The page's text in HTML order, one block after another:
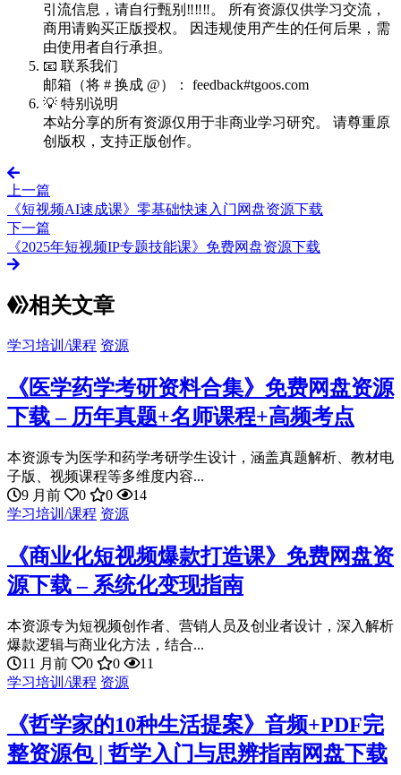
引流信息，请自行甄别‼️‼️‼️。 所有资源仅供学习交流，
商用请购买正版授权。 因违规使用产生的任何后果，需
由使用者自行承担。
📧 联系我们
邮箱（将 # 换成 @）： feedback#tgoos.com
💡 特别说明
本站分享的所有资源仅用于非商业学习研究。 请尊重原
创版权，支持正版创作。
上一篇
《短视频AI速成课》零基础快速入门网盘资源下载
下一篇
《2025年短视频IP专题技能课》免费网盘资源下载
相关文章
学习培训/课程 资源
《医学药学考研资料合集》免费网盘资源
下载 – 历年真题+名师课程+高频考点
本资源专为医学和药学考研学生设计，涵盖真题解析、教材电
子版、视频课程等多维度内容...
9 月前
0 0
14
学习培训/课程 资源
《商业化短视频爆款打造课》免费网盘资
源下载 – 系统化变现指南
本资源专为短视频创作者、营销人员及创业者设计，深入解析
爆款逻辑与商业化方法，结合...
11 月前
0 0
11
学习培训/课程 资源
《哲学家的10种生活提案》音频+PDF完
整资源包 | 哲学入门与思辨指南网盘下载